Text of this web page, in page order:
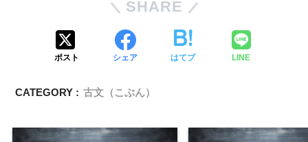
SHARE
ポスト シェア はてブ LINE
CATEGORY : 古文（こぶん）